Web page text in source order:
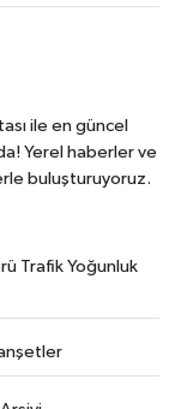
ile en güncel
Yerel haberler ve
buluşturuyoruz.
Trafik Yoğunluk